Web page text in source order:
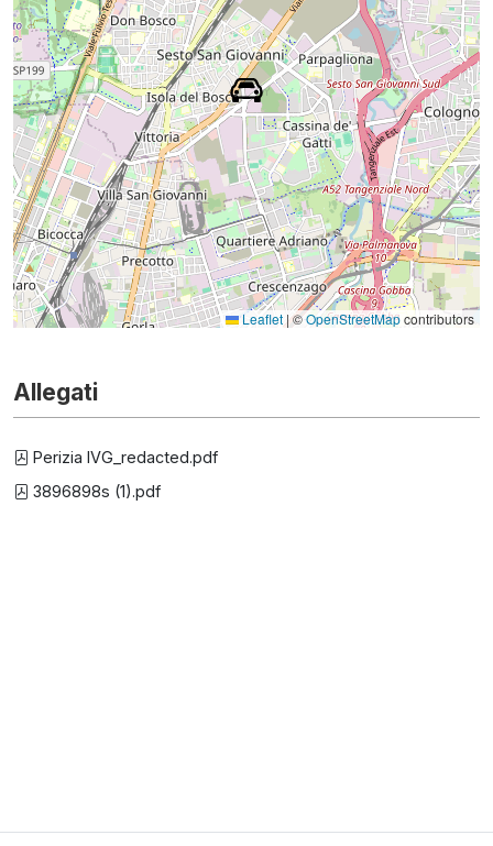
Leaflet|©OpenStreetMapcontributors
Allegati
Perizia IVG_redacted.pdf
3896898s (1).pdf